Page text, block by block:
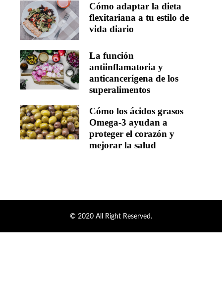
Cómo adaptar la dieta
flexitariana a tu estilo de
vida diario
La función
antiinflamatoria y
anticancerígena de los
superalimentos
Cómo los ácidos grasos
Omega-3 ayudan a
proteger el corazón y
mejorar la salud
© 2020 All Right Reserved.